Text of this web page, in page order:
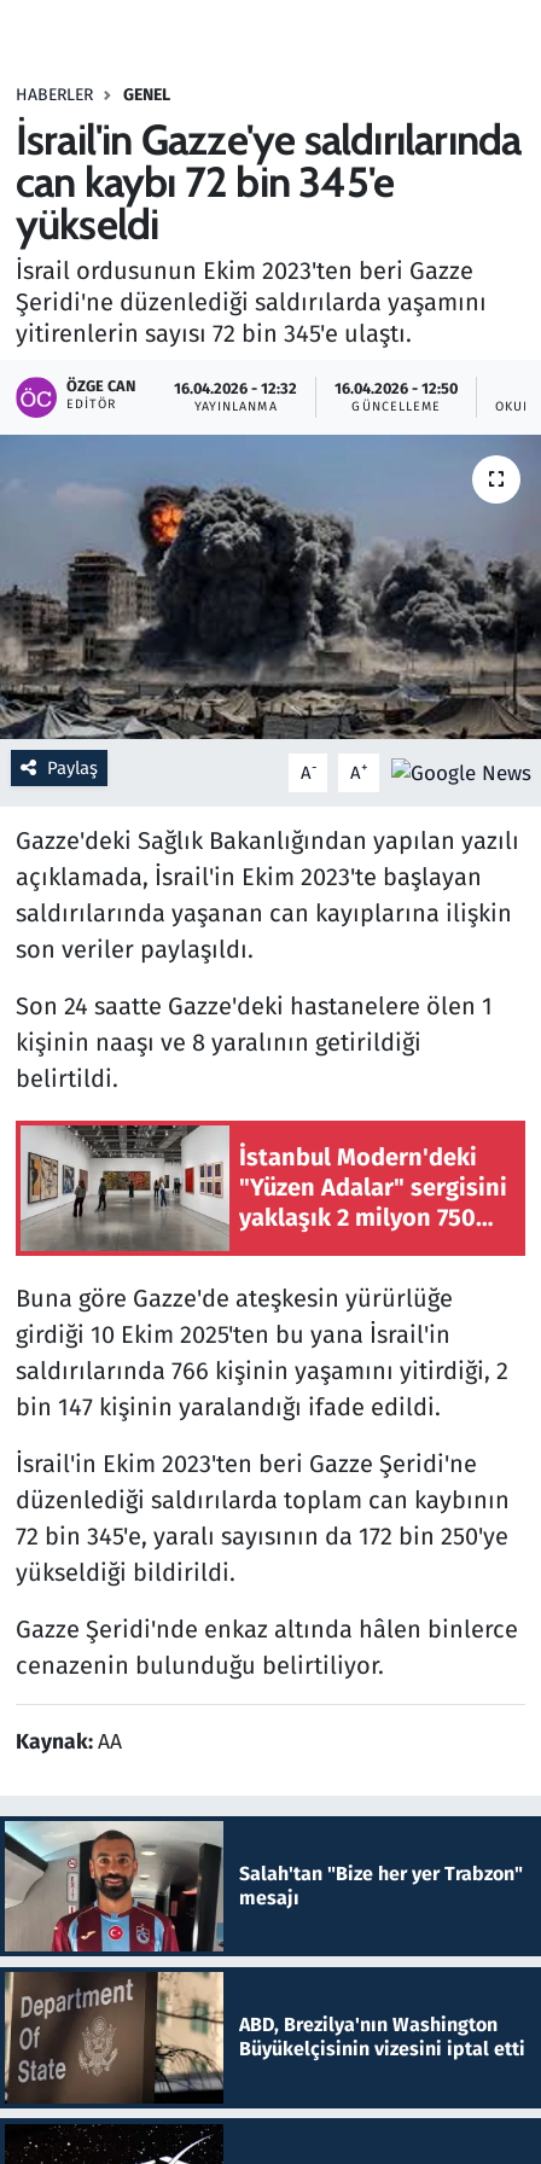
HABERLER GENEL
İsrail'in Gazze'ye saldırılarında
can kaybı 72 bin 345'e
yükseldi
İsrail ordusunun Ekim 2023'ten beri Gazze
Şeridi'ne düzenlediği saldırılarda yaşamını
yitirenlerin sayısı 72 bin 345'e ulaştı.
ÖZGE CAN
EDITÖR
16.04.2026 - 12:32
YAYINLANMA
16.04.2026 - 12:50
GÜNCELLEME
Paylaş A- A+
Gazze'deki Sağlık Bakanlığından yapılan yazılı
açıklamada, İsrail'in Ekim 2023'te başlayan
saldırılarında yaşanan can kayıplarına ilişkin
son veriler paylaşıldı.
Son 24 saatte Gazze'deki hastanelere ölen 1
kişinin naaşı ve 8 yaralının getirildiği
belirtildi.
İstanbul Modern'deki
"Yüzen Adalar" sergisini
yaklaşık 2 milyon 750
Buna göre Gazze'de ateşkesin yürürlüğe
girdiği 10 Ekim 2025'ten bu yana İsrail'in
saldırılarında 766 kişinin yaşamını yitirdiği, 2
bin 147 kişinin yaralandığı ifade edildi.
İsrail'in Ekim 2023'ten beri Gazze Şeridi'ne
düzenlediği saldırılarda toplam can kaybının
72 bin 345'e, yaralı sayısının da 172 bin 250'ye
yükseldiği bildirildi.
Gazze Şeridi'nde enkaz altında hâlen binlerce
cenazenin bulunduğu belirtiliyor.
Kaynak:AA
Salah'tan "Bize her yer Trabzon"
mesajı
ABD, Brezilya'nın Washington
Büyükelçisinin vizesini iptal etti
Haber
Kültür Sanat
Kurumsal Haberler
Lezzet Durağı
Memur ve Kamu
Otomobil
Ramazan
Resmi İlanlar
Rüya Tabirleri
Sağlık
Savunma Sanayi
Seçim 2023
Spor
Teknoloji ve Bilim
Televizyon